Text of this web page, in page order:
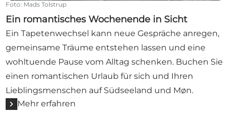
Foto: Mads Tolstrup
Ein romantisches Wochenende in Sicht
Ein Tapetenwechsel kann neue Gespräche anregen,
gemeinsame Träume entstehen lassen und eine
wohltuende Pause vom Alltag schenken. Buchen Sie
einen romantischen Urlaub für sich und Ihren
Lieblingsmenschen auf Südseeland und Møn.
Mehr erfahren